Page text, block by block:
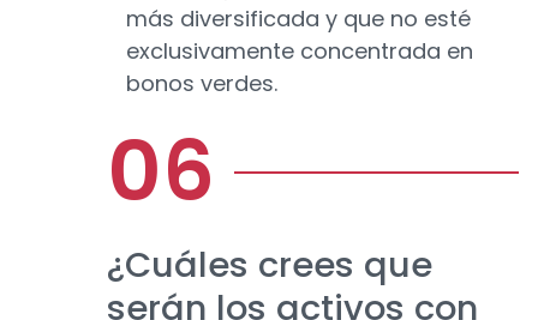
más diversificada y que no esté
exclusivamente concentrada en
bonos verdes.
¿Cuáles crees que
serán los activos con